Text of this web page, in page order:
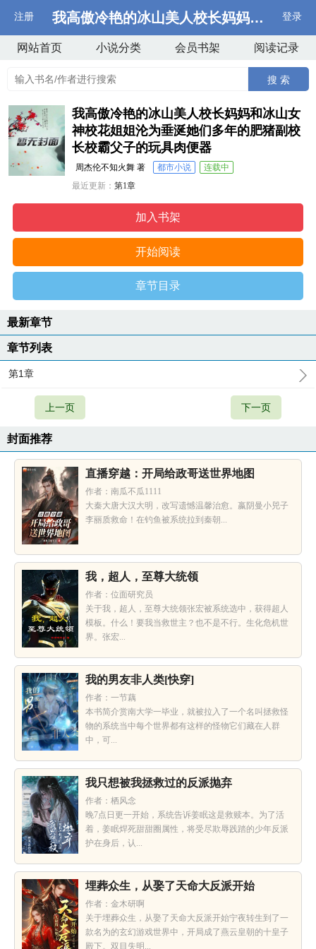
注册 我高傲冷艳的冰山美人校长妈妈和冰山女
登录
网站首页 小说分类 会员书架 阅读记录
搜 索
我高傲冷艳的冰山美人校长妈妈和冰山女
神校花姐姐沦为垂涎她们多年的肥猪副校
长校霸父子的玩具肉便器
周杰伦不知火舞 著 都市小说
连载中
最近更新：第1章
加入书架
开始阅读
章节目录
最新章节
章节列表
第1章
上一页 下一页
封面推荐
直播穿越：开局给政哥送世界地图
作者：南瓜不瓜1111
大秦大唐大汉大明，改写遗憾温馨治愈。嬴阴曼小兕子
李丽质救命！在钓鱼被系统拉到秦朝...
我，超人，至尊大统领
作者：位面研究员
关于我，超人，至尊大统领张宏被系统选中，获得超人
模板。什么！要我当救世主？也不是不行。生化危机世
界。张宏...
我的男友非人类[快穿]
作者：一节藕
本书简介赏南大学一毕业，就被拉入了一个名叫拯救怪
物的系统当中每个世界都有这样的怪物它们藏在人群
中，可...
我只想被我拯救过的反派抛弃
作者：栖风念
晚7点日更一开始，系统告诉姜眠这是救赎本。为了活
着，姜眠焊死甜甜圈属性，将受尽欺辱践踏的少年反派
护在身后，认...
埋葬众生，从娶了天命大反派开始
作者：金木研啊
关于埋葬众生，从娶了天命大反派开始宁夜转生到了一
款名为的玄幻游戏世界中，开局成了燕云皇朝的十皇子
殿下。双目失明...